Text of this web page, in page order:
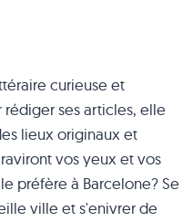
curieuse et
rédiger ses articles, elle
lieux originaux et
vos yeux et vos
préfère à Barcelone? Se
ville et s'enivrer de